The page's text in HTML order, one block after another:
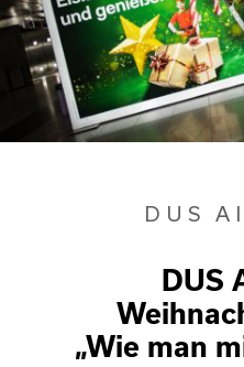
DUS
DUS
„Wie man